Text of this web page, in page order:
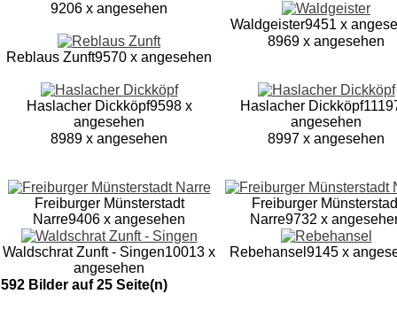
9206 x angesehen
Waldgeister9451 x
Reblaus Zunft9570 x angesehen
8969 x angesehen
Haslacher Dickköpf9598 x
angesehen
Haslacher Dickköpf
angesehen
8989 x angesehen
8997 x angesehen
Freiburger Münsterstadt
Narre9406 x angesehen
Freiburger
Narre9732 x
Waldschrat Zunft - Singen10013 x
angesehen
Rebehansel 9145 x
592 Bilder auf 25 Seite(n)